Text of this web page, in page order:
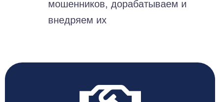
мошенников, дорабатываем и
внедряем их